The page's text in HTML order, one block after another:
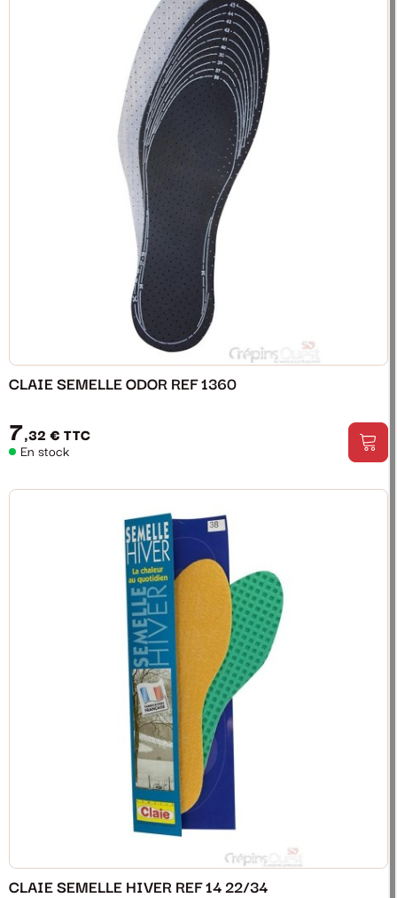
CLAIE SEMELLE ODOR REF 1360
7,32 € TTC
En stock
CLAIE SEMELLE HIVER REF 14 22/34